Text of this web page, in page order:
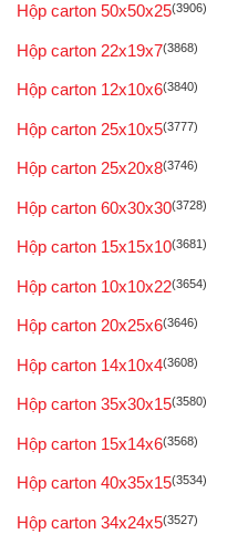
Hộp carton 50x50x25(3906)
Hộp carton 22x19x7(3868)
Hộp carton 12x10x6(3840)
Hộp carton 25x10x5(3777)
Hộp carton 25x20x8(3746)
Hộp carton 60x30x30(3728)
Hộp carton 15x15x10(3681)
Hộp carton 10x10x22(3654)
Hộp carton 20x25x6(3646)
Hộp carton 14x10x4(3608)
Hộp carton 35x30x15(3580)
Hộp carton 15x14x6(3568)
Hộp carton 40x35x15(3534)
Hộp carton 34x24x5(3527)